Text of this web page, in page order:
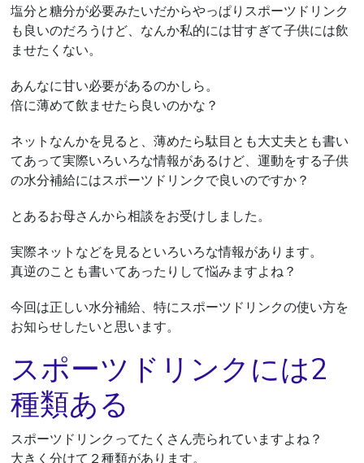
塩分と糖分が必要みたいだからやっぱりスポーツドリンク
も良いのだろうけど、なんか私的には甘すぎて子供には飲
ませたくない。
あんなに甘い必要があるのかしら。
倍に薄めて飲ませたら良いのかな？
ネットなんかを見ると、薄めたら駄目とも大丈夫とも書い
てあって実際いろいろな情報があるけど、運動をする子供
の水分補給にはスポーツドリンクで良いのですか？
とあるお母さんから相談をお受けしました。
実際ネットなどを見るといろいろな情報があります。
真逆のことも書いてあったりして悩みますよね？
今回は正しい水分補給、特にスポーツドリンクの使い方を
お知らせしたいと思います。
スポーツドリンクには2
種類ある
スポーツドリンクってたくさん売られていますよね？
大きく分けて２種類があります。